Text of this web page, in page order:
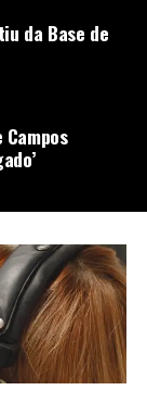
da Base de